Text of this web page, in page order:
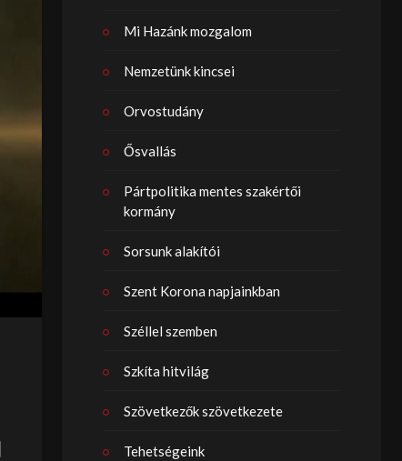
Mi Hazánk mozgalom
Nemzetünk kincsei
Orvostudány
Ősvallás
Pártpolitika mentes szakértői
kormány
Sorsunk alakítói
Szent Korona napjainkban
Széllel szemben
Szkíta hitvilág
Szövetkezők szövetkezete
Tehetségeink